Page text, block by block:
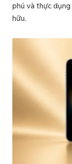
phú và thực dụng
hữu.